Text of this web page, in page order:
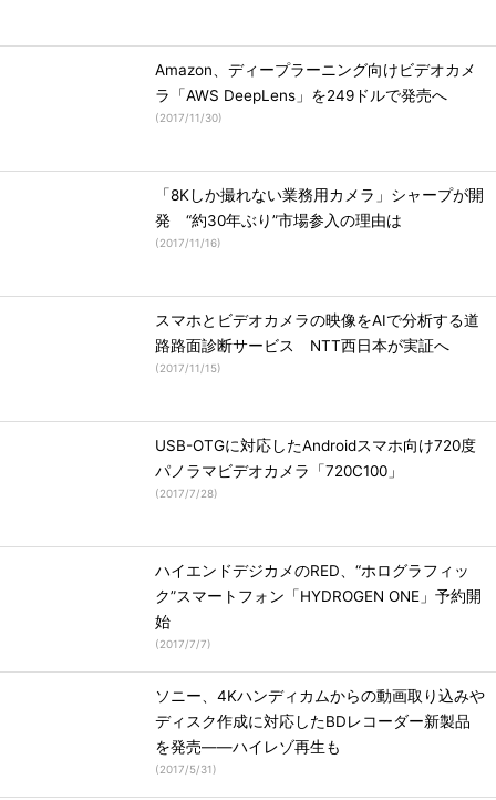
Amazon、ディープラーニング向けビデオカメ
ラ「AWS DeepLens」を249ドルで発売へ
(2017/11/30)
「8Kしか撮れない業務用カメラ」シャープが開
発 “約30年ぶり”市場参入の理由は
(2017/11/16)
スマホとビデオカメラの映像をAIで分析する道
路路面診断サービス NTT西日本が実証へ
(2017/11/15)
USB-OTGに対応したAndroidスマホ向け720度
パノラマビデオカメラ「720C100」
(2017/7/28)
ハイエンドデジカメのRED、“ホログラフィッ
ク”スマートフォン「HYDROGEN ONE」予約開
始
(2017/7/7)
ソニー、4Kハンディカムからの動画取り込みや
ディスク作成に対応したBDレコーダー新製品
を発売――ハイレゾ再生も
(2017/5/31)